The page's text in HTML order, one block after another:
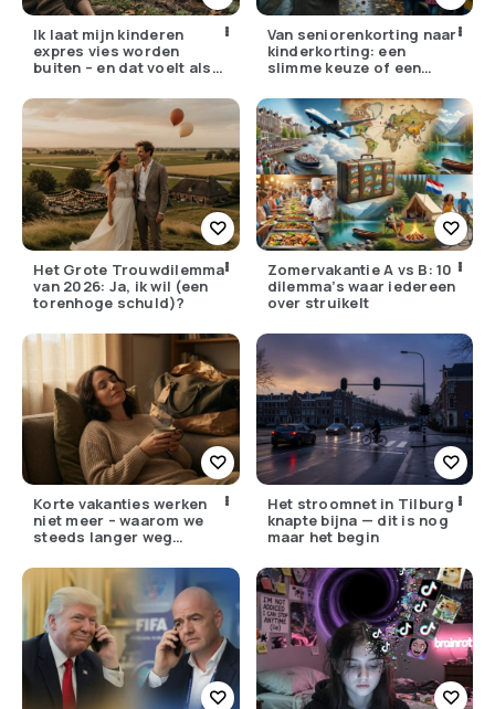
Ik laat mijn kinderen
expres vies worden
buiten – en dat voelt als
Van seniorenkorting naar
kinderkorting: een
slimme keuze of een
Het Grote Trouwdilemma
van 2026: Ja, ik wil (een
torenhoge schuld)?
Zomervakantie A vs B: 10
dilemma’s waar iedereen
over struikelt
Korte vakanties werken
niet meer – waarom we
steeds langer weg
Het stroomnet in Tilburg
knapte bijna — dit is nog
maar het begin